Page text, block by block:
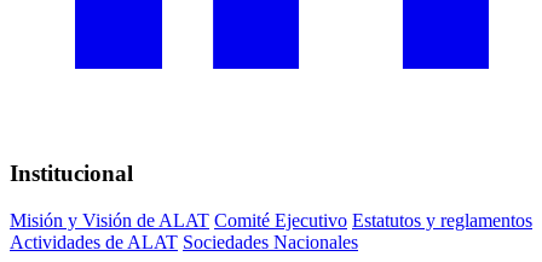
Institucional
Misión y Visión de ALAT Comité Ejecutivo Estatutos y reglamentos
Actividades de ALAT Sociedades Nacionales